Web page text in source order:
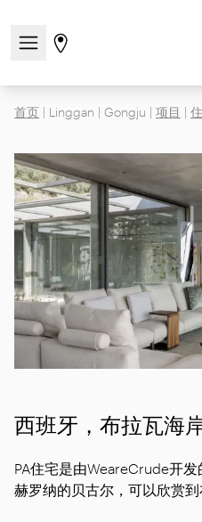
打开/关闭导航菜单
前往商店页面
首页 | Linggan | Gongju | 项目 |
西班牙，布拉瓦海
PA住宅是由WeareCrude开
赫罗纳的贝古尔，可以欣赏到